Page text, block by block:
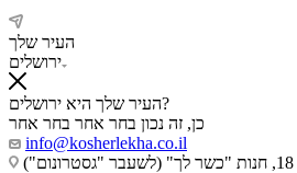
העיר שלך
ירושלים
העיר שלך היא ירושלים?
כן, זה נכון בחר אחר בחר אחר
info@kosherlekha.co.il